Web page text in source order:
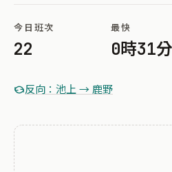
今日班次
22
最快
0時31分
反向：池上 → 鹿野